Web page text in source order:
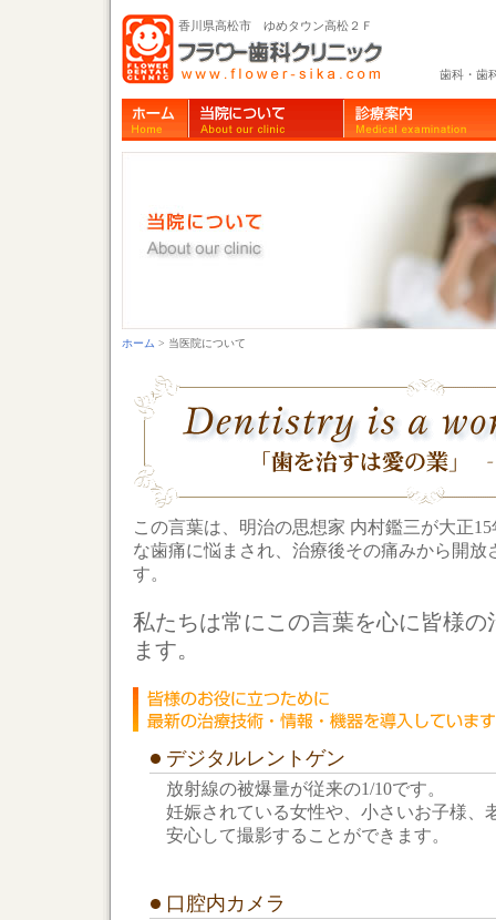
香川県高松市 ゆめタウン高松２Ｆ
歯科・歯
ホーム > 当医院について
この言葉は、明治の思想家 内村鑑三が大正
な歯痛に悩まされ、治療後その痛みから開放
す。
私たちは常にこの言葉を心に皆様
ます。
デジタルレントゲン
放射線の被爆量が従来の1/10です。
妊娠されている女性や、小さいお子様、
安心して撮影することができます。
口腔内カメラ